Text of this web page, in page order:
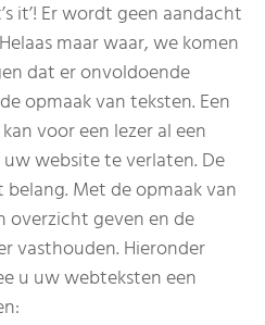
it’! Er wordt geen aandacht
maar waar, we komen
dat er onvoldoende
opmaak van teksten. Een
voor een lezer al een
website te verlaten. De
Met de opmaak van
overzicht geven en de
vasthouden. Hieronder
u uw webteksten een